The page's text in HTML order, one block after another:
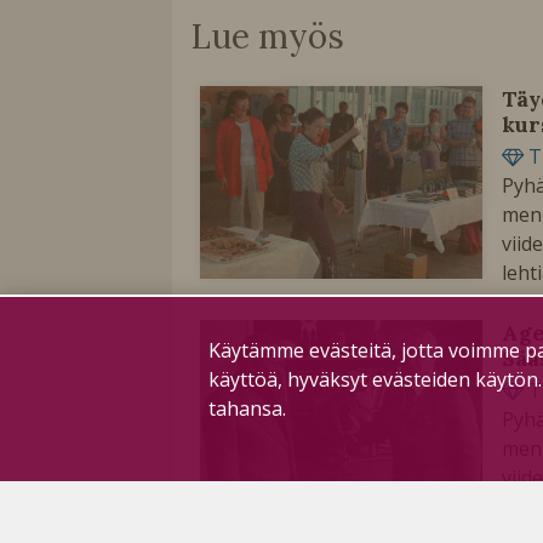
Lue myös
Käytämme evästeitä, jotta voimme
käyttöä, hyväksyt evästeiden
tahansa.